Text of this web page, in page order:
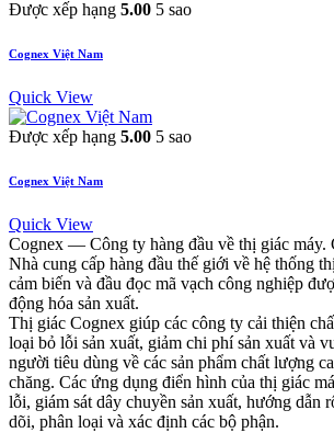
Được xếp hạng 5.00 5 sao
Cognex Việt Nam
Quick View
Được xếp hạng 5.00 5 sao
Cognex Việt Nam
Quick View
Cognex — Công ty hàng đầu về thị giác máy.
Nhà cung cấp hàng đầu thế giới về hệ thống
cảm biến và đầu đọc mã vạch công nghiệp
động hóa sản xuất.
Thị giác Cognex giúp các công ty cải thiện
loại bỏ lỗi sản xuất, giảm chi phí sản xuất và
người tiêu dùng về các sản phẩm chất lượng
chăng. Các ứng dụng điển hình của thị giác
lỗi, giám sát dây chuyền sản xuất, hướng dẫn
dõi, phân loại và xác định các bộ phận.